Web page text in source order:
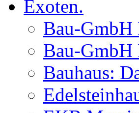
Exoten.
Bau-
Bau-
Bauhaus: